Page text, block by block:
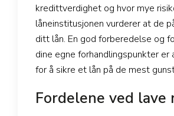
kredittverdighet og hvor mye
låneinstitusjonen vurderer at de
ditt lån. En god forberedelse og
dine egne forhandlingspunkter er
for å sikre et lån på de mest
Fordelene ved lave